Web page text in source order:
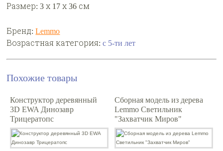
Размер: 3 х 17 х 36 см
Бренд:Lemmo
Возрастная категория:с 5-ти лет
Похожие товары
Конструктор деревянный
3D EWA Динозавр
Трицератопс
Сборная модель из дерева
Lemmo Светильник
"Захватчик Миров"